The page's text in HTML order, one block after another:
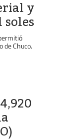
y
soles
Chuco.